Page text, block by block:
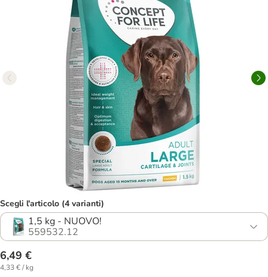
Scegli l'articolo (4 varianti)
1,5 kg - NUOVO!
559532.12
6,49 €
4,33 € / kg